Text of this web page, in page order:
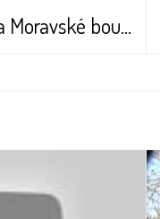
Nejmenší lyžaři na Moravské boudě